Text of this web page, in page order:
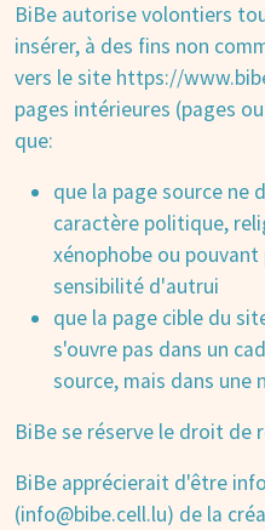
BiBe autorise volontiers
insérer, à des fins non
vers le site https://
pages intérieures (pages
que:
que la page source ne
caractère politique,
xénophobe ou
sensibilité d'autrui
que la page cible du
s'ouvre pas dans un
source, mais dans une
BiBe se réserve le droit
BiBe apprécierait d'être
(info@bibe.cell.lu) de la